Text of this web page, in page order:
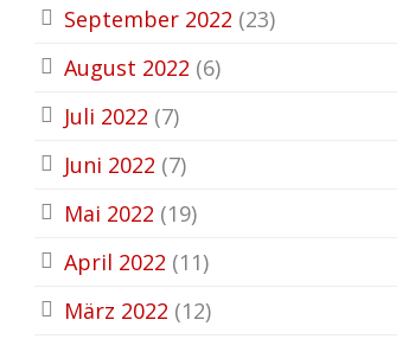
September 2022 (23)
August 2022 (6)
Juli 2022 (7)
Juni 2022 (7)
Mai 2022 (19)
April 2022 (11)
März 2022 (12)